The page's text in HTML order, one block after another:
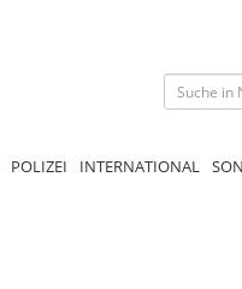
POLIZEI INTERNATIONAL